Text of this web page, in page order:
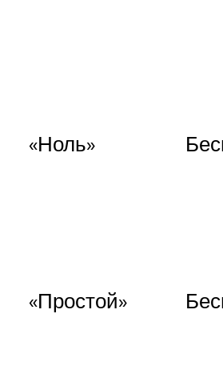
«Ноль»
«Простой»